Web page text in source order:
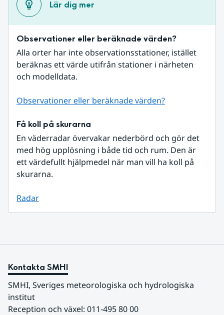
Lär dig mer
Observationer eller beräknade värden?
Alla orter har inte observationsstationer, istället
beräknas ett värde utifrån stationer i närheten
och modelldata.
Observationer eller beräknade värden?
Få koll på skurarna
En väderradar övervakar nederbörd och gör det
med hög upplösning i både tid och rum. Den är
ett värdefullt hjälpmedel när man vill ha koll på
skurarna.
Radar
Kontakta SMHI
SMHI, Sveriges meteorologiska och hydrologiska
institut
Reception och växel: 011-495 80 00